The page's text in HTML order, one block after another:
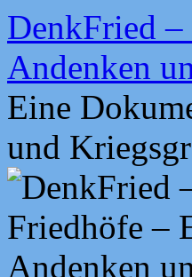
Zum
Inhalt
springen
DenkFried
Andenken
Eine
und